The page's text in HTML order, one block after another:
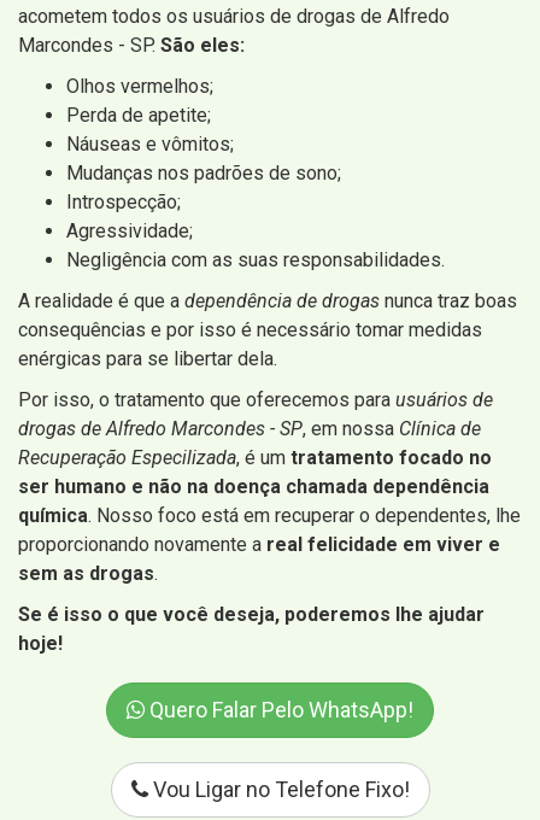
acometem todos os usuários de drogas de Alfredo
Marcondes - SP. São eles:
Olhos vermelhos;
Perda de apetite;
Náuseas e vômitos;
Mudanças nos padrões de sono;
Introspecção;
Agressividade;
Negligência com as suas responsabilidades.
A realidade é que a dependência de drogas nunca traz boas
consequências e por isso é necessário tomar medidas
enérgicas para se libertar dela.
Por isso, o tratamento que oferecemos para usuários de
drogas de Alfredo Marcondes - SP, em nossa Clínica de
Recuperação Especilizada, é um tratamento focado no
ser humano e não na doença chamada dependência
química. Nosso foco está em recuperar o dependentes, lhe
proporcionando novamente a real felicidade em viver e
sem as drogas.
Se é isso o que você deseja, poderemos lhe ajudar
hoje!
Quero Falar Pelo WhatsApp!
Vou Ligar no Telefone Fixo!